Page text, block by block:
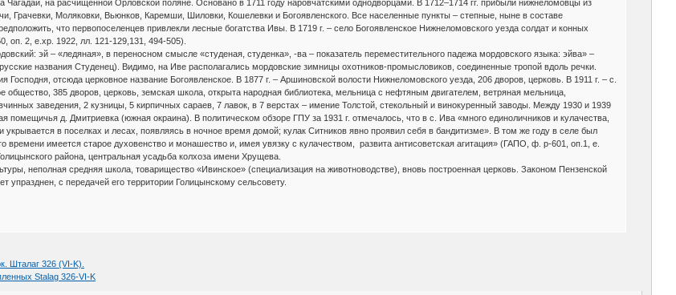
Чагадай, на расчищенной Орловской поляне. Основано в 1711 году наровчатскими однодворцами. В 1712–1714 гг. прибыли нижнеломовцы из
Грачевки, Моляковки, Вьюнков, Каремши, Шиловки, Кошелевки и Богоявленского. Все населенные пункты – степные, ныне в составе
что первопоселенцев привлекли лесные богатства Ивы. В 1719 г. – село Богоявленское Нижнеломовского уезда солдат и конных
оп. 2, е.хр. 1922, лл. 121-129,131, 494-505).
эй – «ледяная», в переносном смысле «студеная, студенка», -ва – показатель переместительного падежа мордовского языка: эйва» –
названия Студенец). Видимо, на Иве располагались мордовские зимницы охотников-промысловиков, соединенные тропой вдоль речки.
Господня, отсюда церковное название Богоявленское. В 1877 г. – Аршиновской волости Нижнеломовского уезда, 206 дворов, церковь. В 1911 г. – с.
общество, 385 дворов, церковь, земская школа, открыта народная библиотека, мельница с нефтяным двигателем, ветряная мельница,
заведения, 2 кузницы, 5 кирпичных сараев, 7 лавок, в 7 верстах – имение Толстой, стекольный и винокуренный заводы. Между 1930 и 1939
помещичья д. Дмитриевка (южная окраина). В политическом обзоре ГПУ за 1931 г. отмечалось, что в с. Ива «много единоличников и кулачества,
укрывается в поселках и лесах, появляясь в ночное время домой; кулак Ситников явно проявил себя в бандитизме». В том же году в селе был
времени имеется старое духовенство и монашество и, имея увязку с кулачеством, развита антисоветская агитация» (ГАПО, ф. р-601, оп.1, е.
района, центральная усадьба колхоза имени Хрущева.
неполная средняя школа, товарищество «Ивинское» (специализация на животноводстве), вновь построенная церковь. Законом Пензенской
упразднен, с передачей его территории Голицынскому сельсовету.
Шталаг 326 (VI-K).
Stalag 326-VI-K